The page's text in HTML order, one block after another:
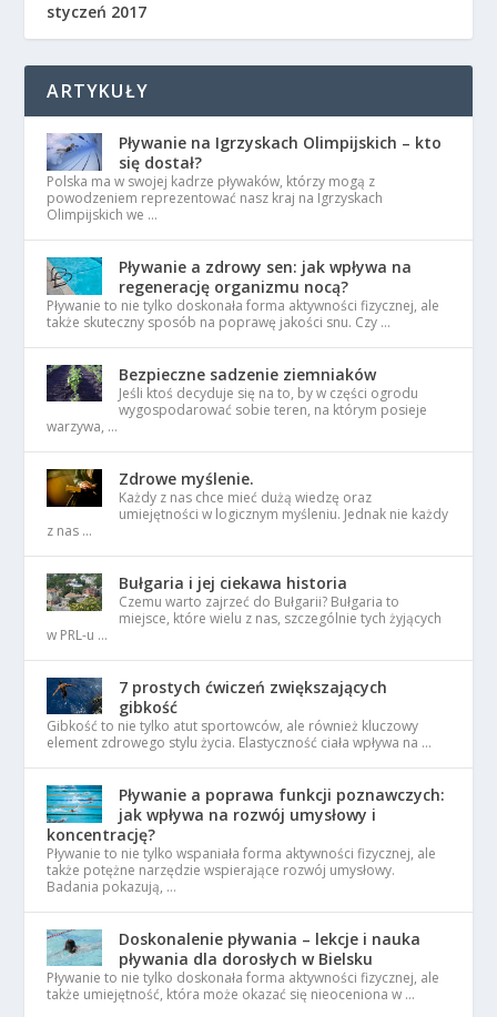
styczeń 2017
ARTYKUŁY
Pływanie na Igrzyskach Olimpijskich – kto
się dostał?
Polska ma w swojej kadrze pływaków, którzy mogą z
powodzeniem reprezentować nasz kraj na Igrzyskach
Olimpijskich we …
Pływanie a zdrowy sen: jak wpływa na
regenerację organizmu nocą?
Pływanie to nie tylko doskonała forma aktywności fizycznej, ale
także skuteczny sposób na poprawę jakości snu. Czy …
Bezpieczne sadzenie ziemniaków
Jeśli ktoś decyduje się na to, by w części ogrodu
wygospodarować sobie teren, na którym posieje
warzywa, …
Zdrowe myślenie.
Każdy z nas chce mieć dużą wiedzę oraz
umiejętności w logicznym myśleniu. Jednak nie każdy
z nas …
Bułgaria i jej ciekawa historia
Czemu warto zajrzeć do Bułgarii? Bułgaria to
miejsce, które wielu z nas, szczególnie tych żyjących
w PRL-u …
7 prostych ćwiczeń zwiększających
gibkość
Gibkość to nie tylko atut sportowców, ale również kluczowy
element zdrowego stylu życia. Elastyczność ciała wpływa na …
Pływanie a poprawa funkcji poznawczych:
jak wpływa na rozwój umysłowy i
koncentrację?
Pływanie to nie tylko wspaniała forma aktywności fizycznej, ale
także potężne narzędzie wspierające rozwój umysłowy.
Badania pokazują, …
Doskonalenie pływania – lekcje i nauka
pływania dla dorosłych w Bielsku
Pływanie to nie tylko doskonała forma aktywności fizycznej, ale
także umiejętność, która może okazać się nieoceniona w …